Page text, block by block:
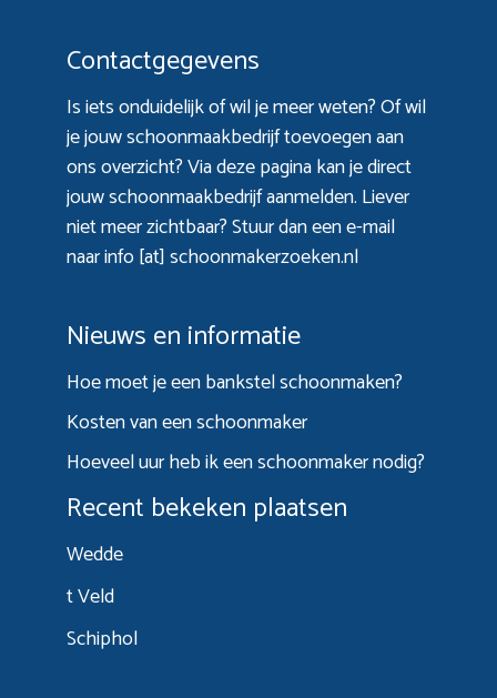
Contactgegevens
Is iets onduidelijk of wil je meer weten? Of wil
je jouw schoonmaakbedrijf toevoegen aan
ons overzicht? Viadeze paginakan je direct
jouw schoonmaakbedrijf aanmelden. Liever
niet meer zichtbaar? Stuur dan een e-mail
naar info [at] schoonmakerzoeken.nl
Nieuws en informatie
Hoe moet je een bankstel schoonmaken?
Kosten van een schoonmaker
Hoeveel uur heb ik een schoonmaker nodig?
Recent bekeken plaatsen
Wedde
t Veld
Schiphol